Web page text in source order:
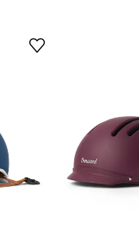
rolanje i skateboarding.
kacige za uzrast od 5